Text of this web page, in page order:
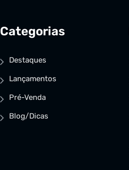
Categorias
Destaques
Lançamentos
Pré-Venda
Blog/Dicas